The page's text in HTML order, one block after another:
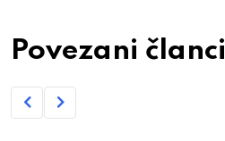
Povezani članci